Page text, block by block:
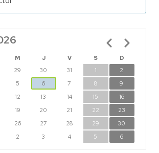
M J V S
D
29 30 31 1
2
5 6 7 8
9
12 13 14 15
16
19 20 21 22
23
26 27 28 29
30
2 3 4 5 6
Paginación